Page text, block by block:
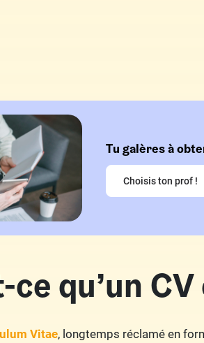
Tu galères à
Choisis ton prof !
ce qu’un
Vitae, longtemps réclamé en